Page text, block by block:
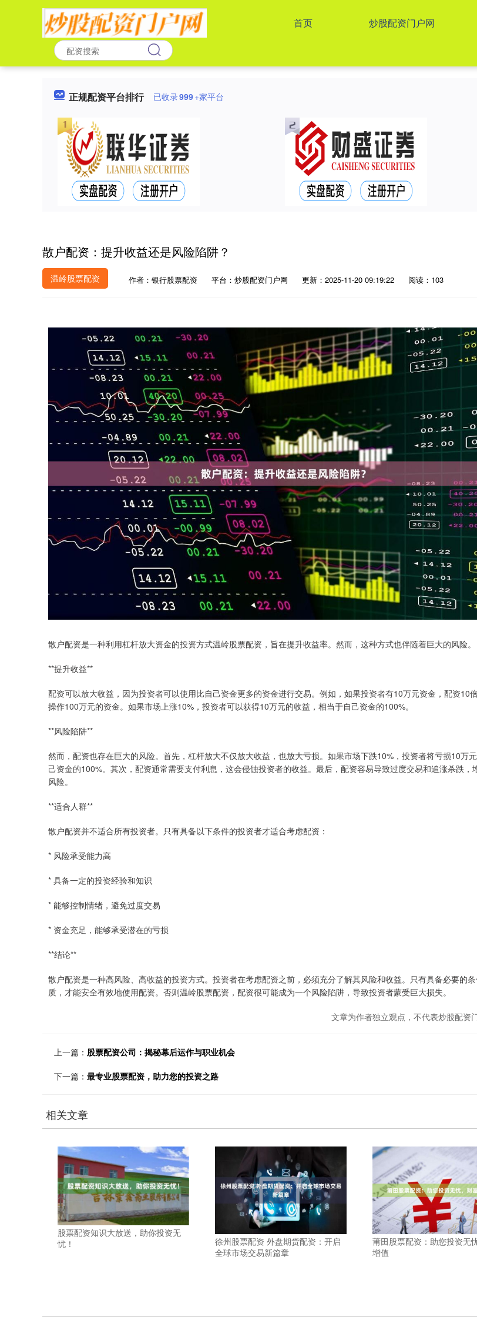
首页 炒股配资门户网
正规配资平台排行 已收录999+家平台
散户配资：提升收益还是风险陷阱？
温岭股票配资 作者：银行股票配资 平台：炒股配资门户网 更新：2025-11-20 09:19:22 阅读：103
散户配资是一种利用杠杆放大资金的投资方式温岭股票配资，旨在提升收益率。然而，这种方式也伴随着巨大的风险。
**提升收益**
配资可以放大收益，因为投资者可以使用比自己资金更多的资金进行交易。例如，如果投资者有10万元资金，配资10
操作100万元的资金。如果市场上涨10%，投资者可以获得10万元的收益，相当于自己资金的100%。
**风险陷阱**
然而，配资也存在巨大的风险。首先，杠杆放大不仅放大收益，也放大亏损。如果市场下跌10%，投资者将亏损10万
己资金的100%。其次，配资通常需要支付利息，这会侵蚀投资者的收益。最后，配资容易导致过度交易和追涨杀跌，
风险。
**适合人群**
散户配资并不适合所有投资者。只有具备以下条件的投资者才适合考虑配资：
* 风险承受能力高
* 具备一定的投资经验和知识
* 能够控制情绪，避免过度交易
* 资金充足，能够承受潜在的亏损
**结论**
散户配资是一种高风险、高收益的投资方式。投资者在考虑配资之前，必须充分了解其风险和收益。只有具备必要的
质，才能安全有效地使用配资。否则温岭股票配资，配资很可能成为一个风险陷阱，导致投资者蒙受巨大损失。
文章为作者独立观点，不代表炒股配资
上一篇： 股票配资公司：揭秘幕后运作与职业机会
下一篇： 最专业股票配资，助力您的投资之路
相关文章
股票配资知识大放送，助你投资无
忧！
徐州股票配资 外盘期货配资：开启
全球市场交易新篇章
莆田股票配资：助您投资无
增值